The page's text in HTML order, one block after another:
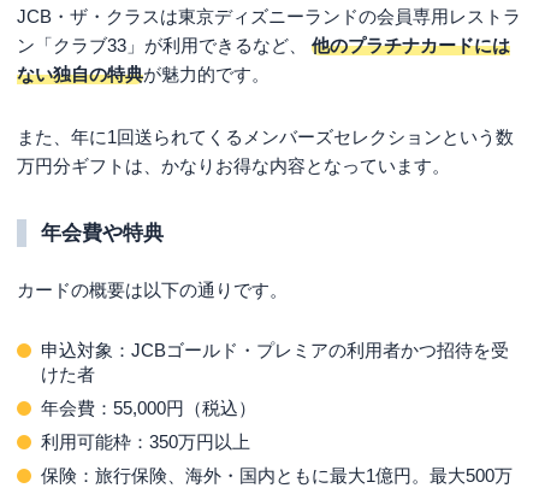
JCB・ザ・クラスは東京ディズニーランドの会員専用レストラ
ン「クラブ33」が利用できるなど、 他のプラチナカードには
ない独自の特典が魅力的です。
また、年に1回送られてくるメンバーズセレクションという数
万円分ギフトは、かなりお得な内容となっています。
年会費や特典
カードの概要は以下の通りです。
申込対象：JCBゴールド・プレミアの利用者かつ招待を受
けた者
年会費：55,000円（税込）
利用可能枠：350万円以上
保険：旅行保険、海外・国内ともに最大1億円。最大500万